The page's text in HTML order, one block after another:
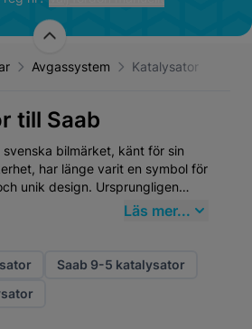
Avgassystem Katalysator
till Saab
bilmärket, känt för sin
har länge varit en symbol för
unik design. Ursprungligen
en tillverkare av flygplan, började
strömlinjeformade design och
När det gäller Katalysator, står
behov av högkvalitativa
Läs mer...
Saab 9-5 katalysator